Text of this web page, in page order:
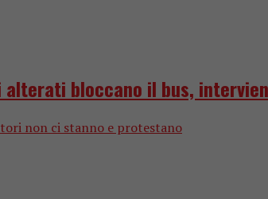
bloccano il bus,
non ci stanno e protestano